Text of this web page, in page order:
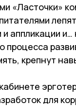
«Ласточки»
аппликации
процесса
крепнут
для